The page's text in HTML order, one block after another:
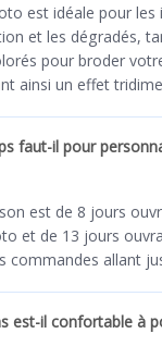
est idéale pour les
et les dégradés,
pour broder
ainsi un effet
faut-il pour
est de 8 jours
et de 13 jours
commandes allant
est-il confortable à